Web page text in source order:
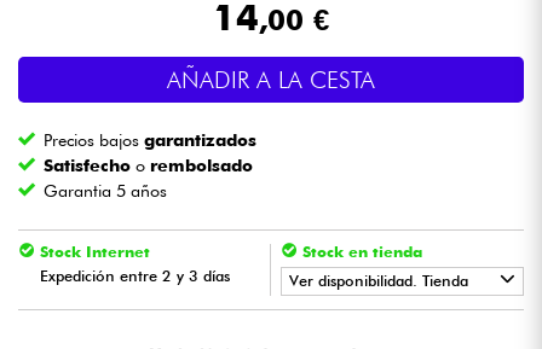
Sistemas de Sonido
Batería y percusión
Violines y cuarteto
14,00 €
AÑADIR A LA CESTA
Precios bajosgarantizados
Satisfecho o rembolsado
Garantia 5 años
Stock Internet
Expedición entre 2 y 3 días
Stock en tienda
Ver disponibilidad. Tienda